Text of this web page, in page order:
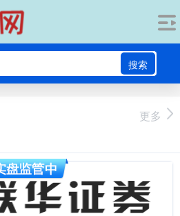
搜索
更多